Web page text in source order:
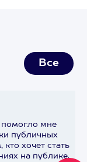
Все
мне
публичных
хочет стать
на публике,